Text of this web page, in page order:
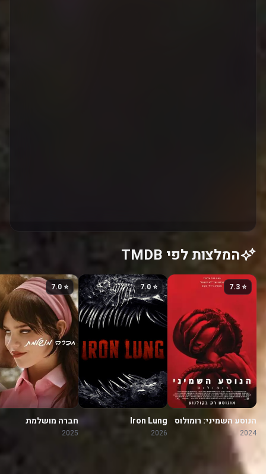
המלצות לפי TMDB
⭐ 7.3
הנוסע השמיני: רומולוס
2024
⭐ 7.0
Iron Lung
2026
⭐ 7.0
חברה מושלמת
2025